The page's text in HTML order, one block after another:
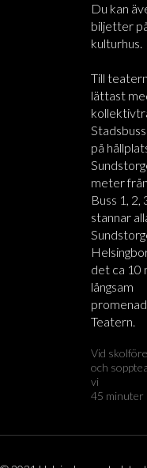
Du kan
biljetter
kulturhus.
Till
lättast
på
meter
Buss 1, 2,
stannar
det ca 10
långsam
Teatern.
Vid
och
vi
45 minuter